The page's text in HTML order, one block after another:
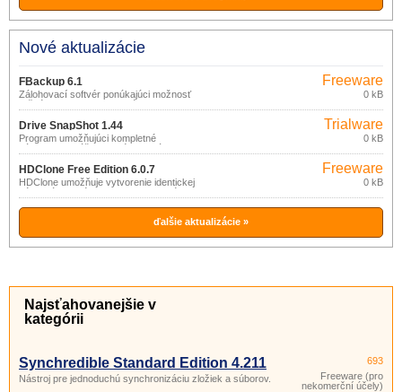
Nové aktualizácie
FBackup 6.1
Zálohovací softvér ponúkajúci možnosť
ručného alebo automatického
zálohovania dôležitých dát na ľubovoľné
úložisko pripojené prostredníctvom
USB/Firewire alebo v sieti, v
komprimovanej podobe alebo formou
identickej kópie.
Freeware
0 kB
Drive SnapShot 1.44
Program umožňujúci kompletné
zálohovanie vášho systému a dát formou
obrazu (image) disku.
Trialware
0 kB
HDClone Free Edition 6.0.7
HDClone umožňuje vytvorenie identickej
kópie dát pevného disku na inom médiu
(IDE/ATA/SATA, SCSI a USB disk), na
fyzickej úrovni.
Freeware
0 kB
ďalšie aktualizácie »
Najsťahovanejšie v
kategórii
Synchredible Standard Edition 4.211
Nástroj pre jednoduchú synchronizáciu zložiek a súborov.
693
Freeware (pro
nekomerční účely)